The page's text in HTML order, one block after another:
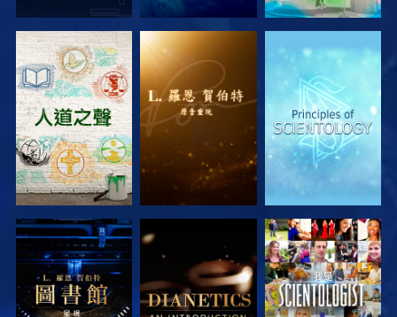
探索系列節目 探索系列節目 探索系列節目
探索系列節目 探索系列節目 觀看